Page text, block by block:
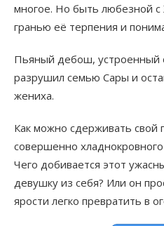
многое. Но быть любезной
гранью её терпения и
Пьяный дебош,
разрушил семью Сары и
жениха.
Как можно сдерживать свой
совершенно
Чего добивается этот
девушку из себя? Или он
ярости легко превратить в